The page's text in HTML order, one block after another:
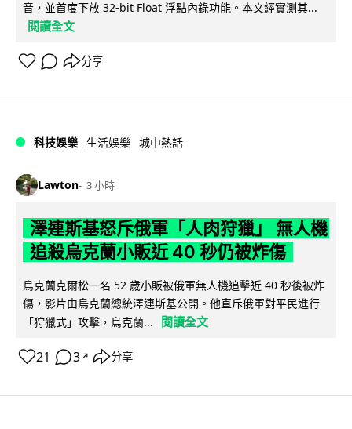
音，並首度下放 32-bit Float 浮點內錄功能。本文經實測其...
閱讀全文
分享
科技娛樂 生活娛樂 城中熱話
Lawton 3 小時
澤連斯基怒斥俄軍「人肉狩獵」 無人機
追殺烏克蘭小販近 40 秒仍被炸傷
烏克蘭克爾松一名 52 歲小販被俄軍無人機追擊近 40 秒後被炸
傷，影片由烏克蘭總統澤連斯基公開。他直斥俄軍對平民進行
「狩獵式」攻擊，烏克蘭...
閱讀全文
21 3 ↗ 分享